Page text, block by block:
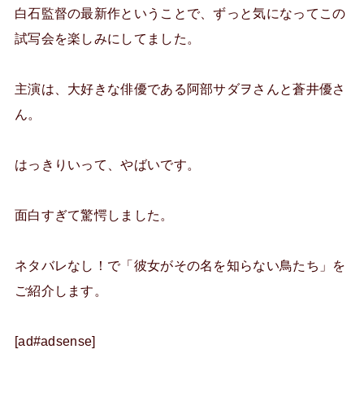
白石監督の最新作ということで、ずっと気になってこの
試写会を楽しみにしてました。
主演は、大好きな俳優である阿部サダヲさんと蒼井優さ
ん。
はっきりいって、やばいです。
面白すぎて驚愕しました。
ネタバレなし！で「彼女がその名を知らない鳥たち」を
ご紹介します。
[ad#adsense]